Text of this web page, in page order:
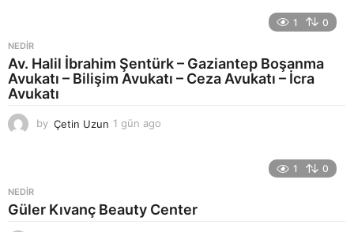
1 0
NEDIR
Av. Halil İbrahim Şentürk – Gaziantep Boşanma
Avukatı – Bilişim Avukatı – Ceza Avukatı – İcra
Avukatı
by Çetin Uzun 1 gün ago
o
1 0
NEDIR
Güler Kıvanç Beauty Center